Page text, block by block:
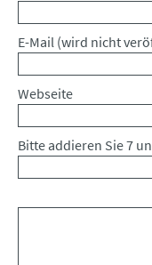
Pflichtfeld
E-Mail (wird nicht
Webseite
Bitte addieren Sie 7